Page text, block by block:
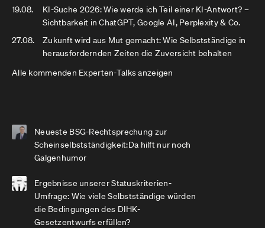
19.08.
KI-Suche 2026: Wie werde ich Teil einer KI-Antwort? –
Sichtbarkeit in ChatGPT, Google AI, Perplexity & Co.
27.08.
Zukunft wird aus Mut gemacht: Wie Selbstständige in
herausfordernden Zeiten die Zuversicht behalten
Alle kommenden Experten-Talks anzeigen
Neueste BSG-Rechtsprechung zur
Scheinselbstständigkeit:Da hilft nur noch
Galgenhumor
Ergebnisse unserer Statuskriterien-
Umfrage: Wie viele Selbstständige würden
die Bedingungen des DIHK-
Gesetzentwurfs erfüllen?